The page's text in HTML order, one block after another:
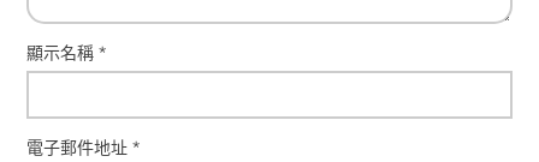
顯示名稱*
電子郵件地址*